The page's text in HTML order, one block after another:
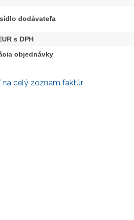
dodávateľa
s DPH
objednávky
na celý zoznam faktúr